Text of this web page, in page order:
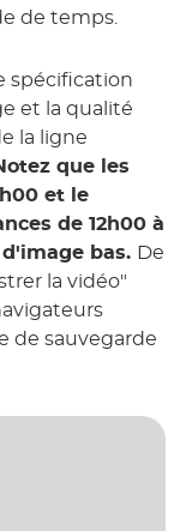
de temps.
spécification
et la qualité
la ligne
que les
et le
de 12h00 à
bas. De
la vidéo"
de sauvegarde